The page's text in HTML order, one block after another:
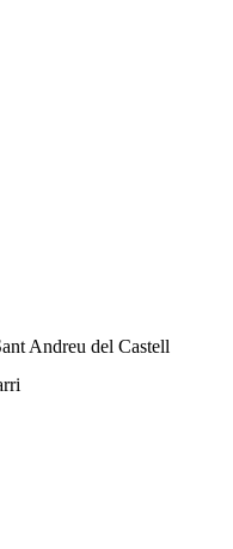
Andreu del Castell